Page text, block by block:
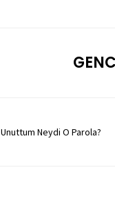
Unuttum Neydi O Parola?